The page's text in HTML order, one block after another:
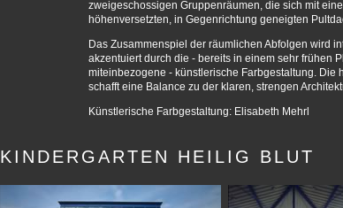
zweigeschossigen Gruppenräumen, die sich mit
höhenversetzten, in Gegenrichtung geneigten
Das Zusammenspiel der räumlichen Abfolgen wird
akzentuiert durch die - bereits in einem sehr frühen
miteinbezogene - künstlerische Farbgestaltung. Die
schafft eine Balance zu der klaren, strengen
Künstlerische Farbgestaltung: Elisabeth Mehrl
KINDERGARTEN HEILIG BLUT